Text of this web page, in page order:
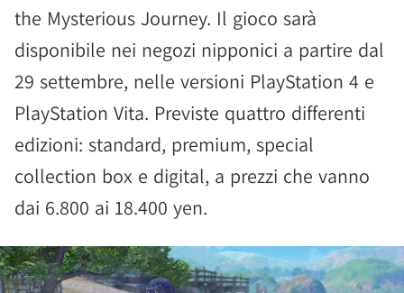
the Mysterious Journey. Il gioco sarà
disponibile nei negozi nipponici a partire dal
29 settembre, nelle versioni PlayStation 4 e
PlayStation Vita. Previste quattro differenti
edizioni: standard, premium, special
collection box e digital, a prezzi che vanno
dai 6.800 ai 18.400 yen.